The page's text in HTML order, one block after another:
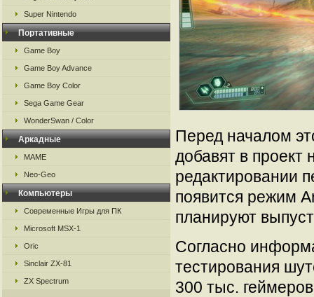
Super Nintendo
Портативные
Game Boy
Game Boy Advance
Game Boy Color
Sega Game Gear
WonderSwan / Color
Аркадные
MAME
Neo-Geo
Компьютеры
Современные Игры для ПК
Microsoft MSX-1
Oric
Sinclair ZX-81
ZX Spectrum
Перед началом
добавят в
редактировании
появится режим
планируют
Согласно
тестирования
300 тыс.